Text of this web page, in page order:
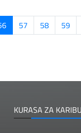
57 58 59
KURASA ZA KARIBU